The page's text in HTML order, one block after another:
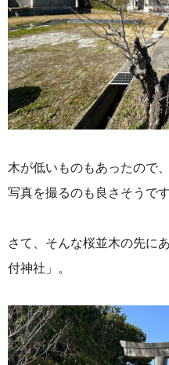
木が低いものもあったので
写真を撮るのも良さそうです
さて、そんな桜並木の先に
付神社」。